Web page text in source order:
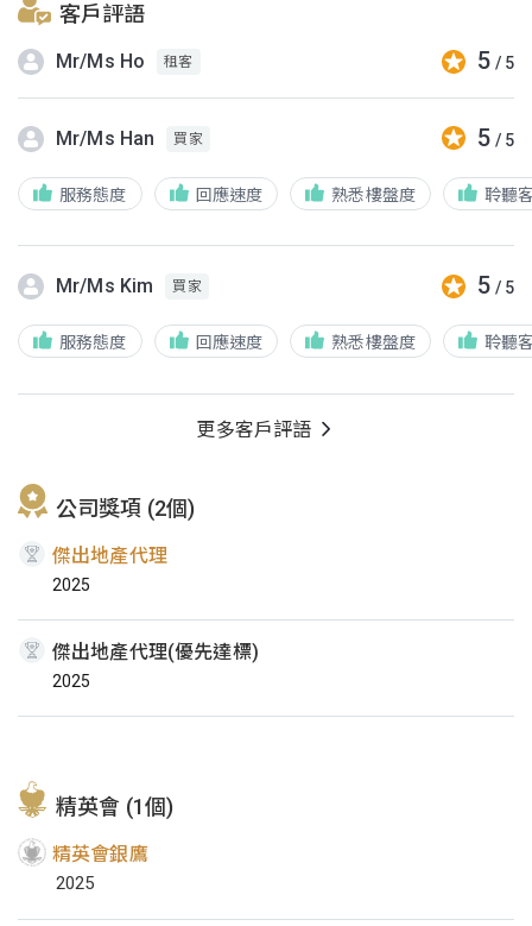
客戶評語
Mr/Ms Ho 租客 5 / 5
Mr/Ms Han 買家 5 / 5
服務態度 回應速度 熟悉樓盤度 聆聽
Mr/Ms Kim 買家 5 / 5
服務態度 回應速度 熟悉樓盤度 聆聽
更多客戶評語
公司獎項 (2個)
傑出地產代理
2025
傑出地產代理(優先達標)
2025
精英會 (1個)
精英會銀鷹
2025